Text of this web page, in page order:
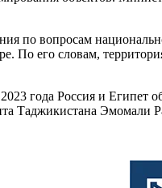
по вопросам
По его словам,
года Россия и Египет
Таджикистана Эмомали